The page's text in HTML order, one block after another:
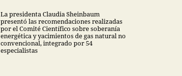
La presidenta Claudia Sheinbaum
presentó las recomendaciones realizadas
por el Comité Científico sobre soberanía
energética y yacimientos de gas natural no
convencional, integrado por 54
especialistas